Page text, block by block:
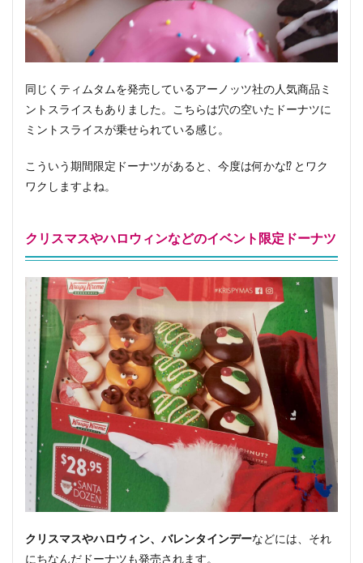
同じくティムタムを発売しているアーノッツ社の人気商品ミ
ントスライスもありました。こちらは穴の空いたドーナツに
ミントスライスが乗せられている感じ。
こういう期間限定ドーナツがあると、今度は何かな⁉︎ とワク
ワクしますよね。
クリスマスやハロウィンなどのイベント限定ドーナツ
クリスマスやハロウィン、バレンタインデーなどには、それ
にちなんだドーナツも発売されます。